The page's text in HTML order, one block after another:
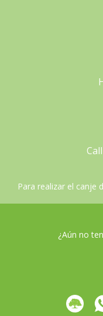
Para realizar el canje
¿Aún no